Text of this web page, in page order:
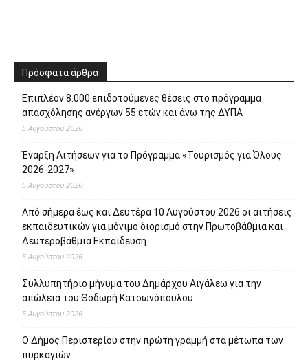
Πρόσφατα άρθρα
Επιπλέον 8.000 επιδοτούμενες θέσεις στο πρόγραμμα
απασχόλησης ανέργων 55 ετών και άνω της ΔΥΠΑ
5 Αυγούστου 2026
Έναρξη Αιτήσεων για το Πρόγραμμα «Τουρισμός για Όλους
2026-2027»
5 Αυγούστου 2026
Από σήμερα έως και Δευτέρα 10 Αυγούστου 2026 οι αιτήσεις
εκπαιδευτικών για μόνιμο διορισμό στην Πρωτοβάθμια και
Δευτεροβάθμια Εκπαίδευση
5 Αυγούστου 2026
Συλλυπητήριο μήνυμα του Δημάρχου Αιγάλεω για την
απώλεια του Θοδωρή Κατσωνόπουλου
5 Αυγούστου 2026
Ο Δήμος Περιστερίου στην πρώτη γραμμή στα μέτωπα των
πυρκαγιών